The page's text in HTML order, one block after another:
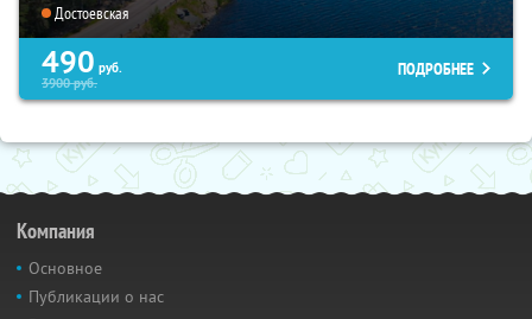
Достоевская
490 руб.
3900руб.
ПОДРОБНЕЕ
Компания
Основное
Публикации о нас